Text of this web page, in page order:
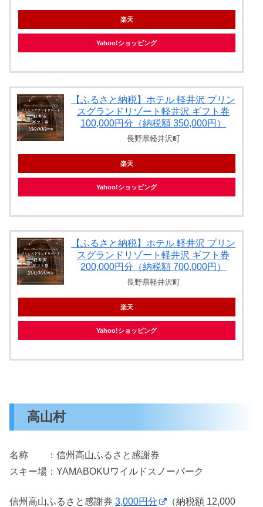
楽天
Yahoo!ショッピング
【ふるさと納税】ホテル 軽井沢 プリン
スグランドリゾート軽井沢 ギフト券
100,000円分（納税額 350,000円）
長野県軽井沢町
楽天
Yahoo!ショッピング
【ふるさと納税】ホテル 軽井沢 プリン
スグランドリゾート軽井沢 ギフト券
200,000円分（納税額 700,000円）
長野県軽井沢町
楽天
Yahoo!ショッピング
高山村
名称 ：信州高山ふるさと感謝券
スキー場：YAMABOKUワイルドスノーパーク
信州高山ふるさと感謝券 3,000円分
（納税額 12,000